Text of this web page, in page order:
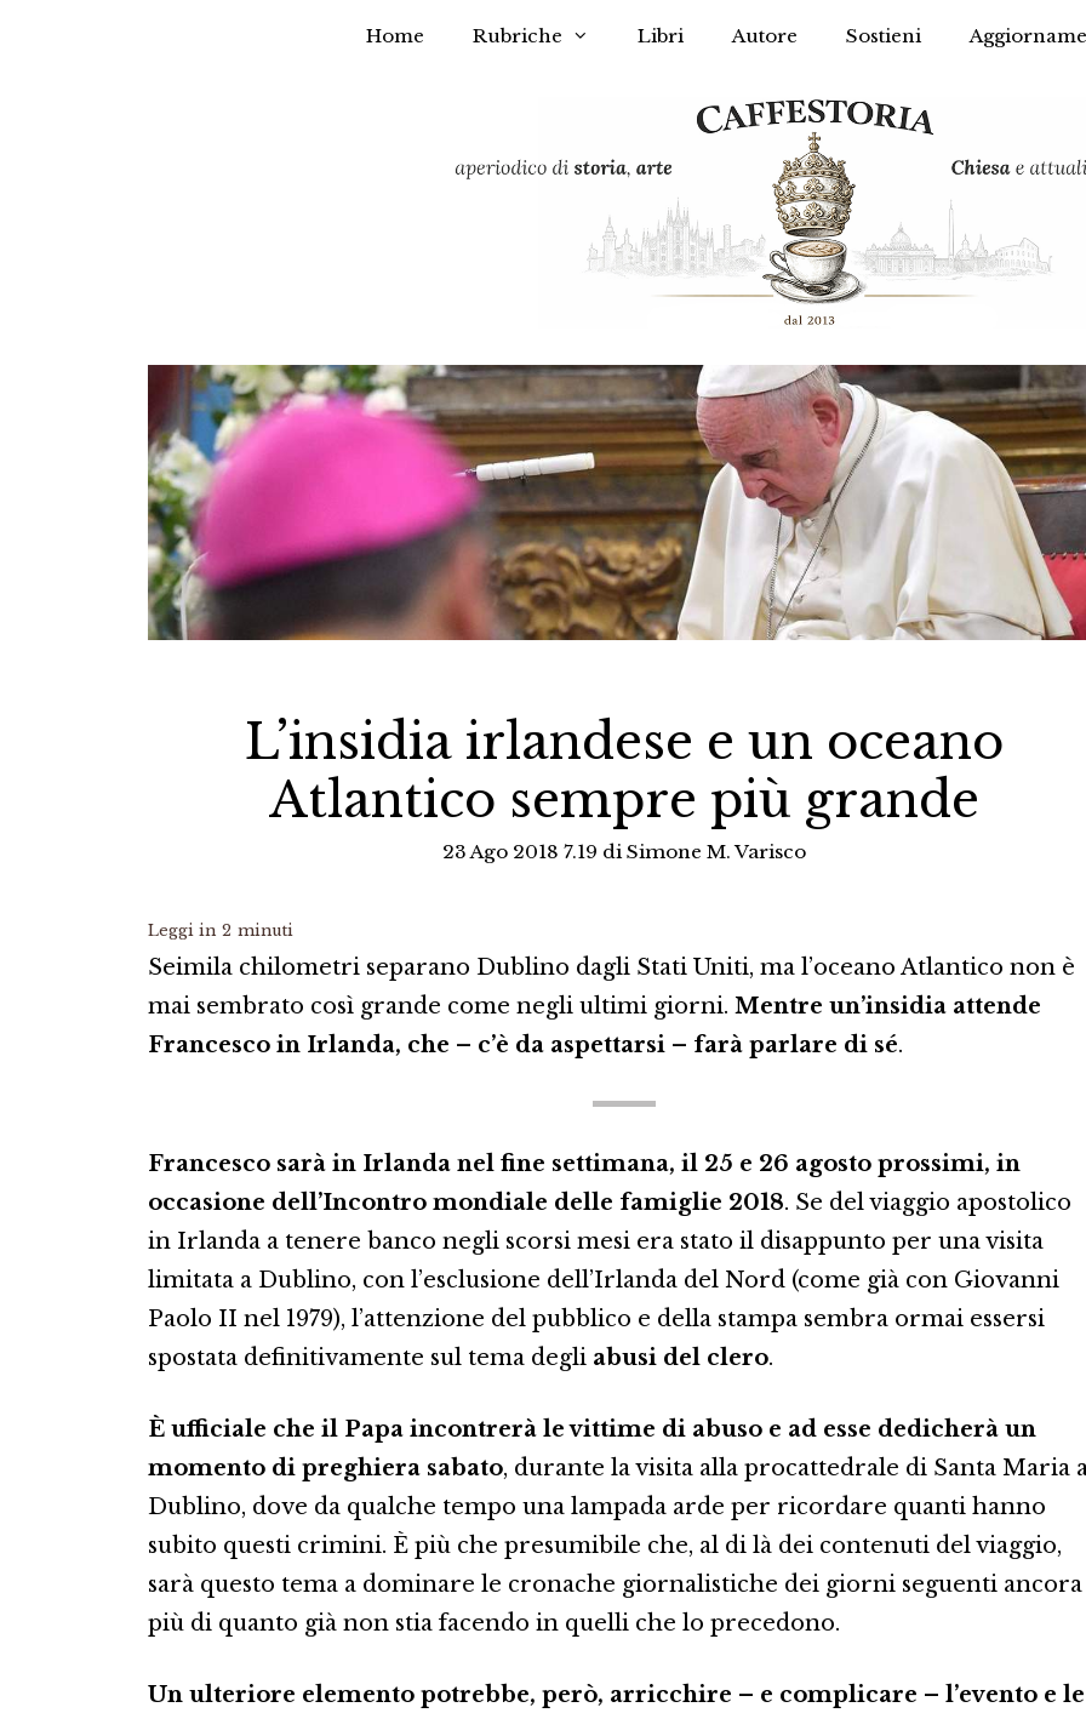
Home Rubriche Libri Autore Sostieni
L’insidia irlandese e un oceano
Atlantico sempre più grande
23 Ago 2018 7.19 di Simone M. Varisco
Leggi in 2 minuti
Seimila chilometri separano Dublino dagli Stati Uniti, ma l’oceano Atlantico non è
mai sembrato così grande come negli ultimi giorni. Mentre un’insidia attende
Francesco in Irlanda, che – c’è da aspettarsi – farà parlare di sé.
Francesco sarà in Irlanda nel fine settimana, il 25 e 26 agosto prossimi, in
occasione dell’Incontro mondiale delle famiglie 2018. Se del viaggio apostolico
in Irlanda a tenere banco negli scorsi mesi era stato il disappunto per una visita
limitata a Dublino, con l’esclusione dell’Irlanda del Nord (come già con Giovanni
Paolo II nel 1979), l’attenzione del pubblico e della stampa sembra ormai essersi
spostata definitivamente sul tema degli abusi del clero.
È ufficiale che il Papa incontrerà le vittime di abuso e ad esse dedicherà un
momento di preghiera sabato, durante la visita alla procattedrale di Santa Maria
Dublino, dove da qualche tempo una lampada arde per ricordare quanti hanno
subito questi crimini. È più che presumibile che, al di là dei contenuti del viaggio,
sarà questo tema a dominare le cronache giornalistiche dei giorni seguenti ancora
più di quanto già non stia facendo in quelli che lo precedono.
Un ulteriore elemento potrebbe, però, arricchire – e complicare – l’evento e le